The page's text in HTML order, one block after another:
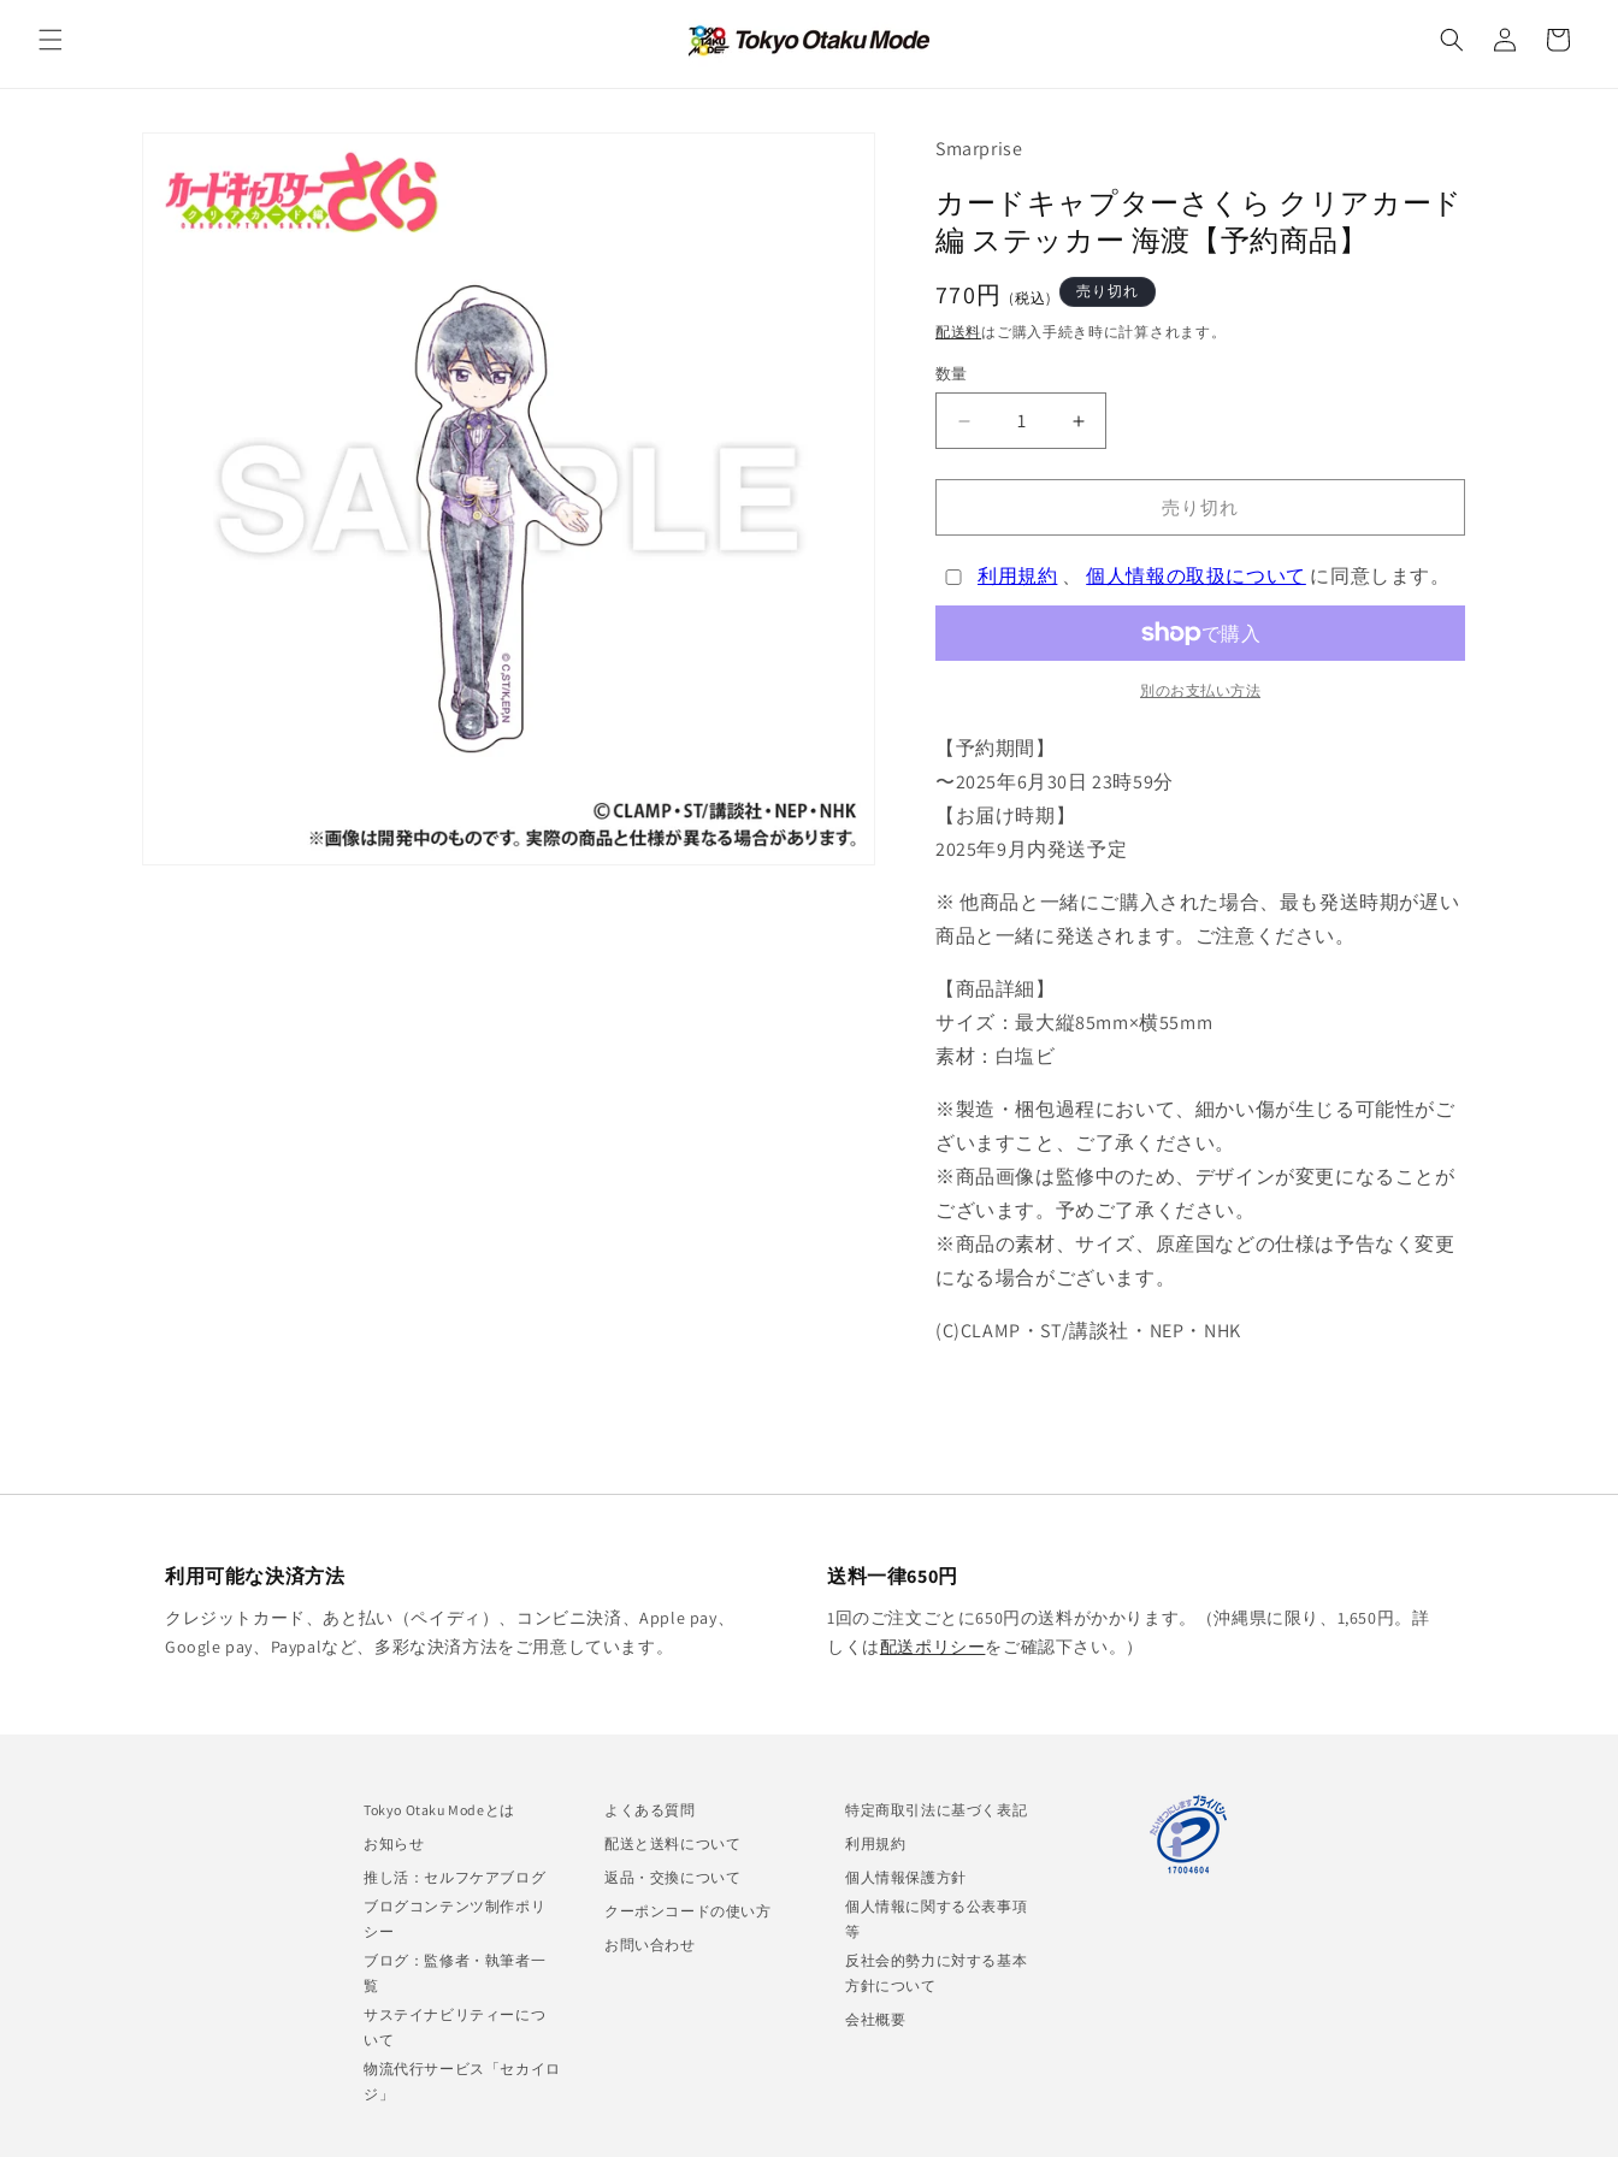
ンツに
進む
イ
ー
キップ
Smarprise
カードキャプターさくら クリアカード
編 ステッカー 海渡【予約商品】
通
常
価
格
770円 (税込) 売り切れ
配送料はご購入手続き時に計算されます。
数量
プ
タ
さ
ク
リ
ア
カ
ド
編
テ
ッ
カ
ー
海
【予
約
商
品】
の
量
カ
プ
タ
さ
リ
カ
ド
編
ッ
海
【予
約
商
品】
の
量
売り切れ
利用規約 、個人情報の取扱について に同意します。
別のお支払い方法
【予約期間】
〜2025年6月30日 23時59分
【お届け時期】
2025年9月内発送予定
※ 他商品と一緒にご購入された場合、最も発送時期が遅い
商品と一緒に発送されます。ご注意ください。
【商品詳細】
サイズ：最大縦85mm×横55mm
素材：白塩ビ
※製造・梱包過程において、細かい傷が生じる可能性がご
ざいますこと、ご了承ください。
※商品画像は監修中のため、デザインが変更になることが
ございます。予めご了承ください。
※商品の素材、サイズ、原産国などの仕様は予告なく変更
になる場合がございます。
(C)CLAMP・ST/講談社・NEP・NHK
利用可能な決済方法
クレジットカード、あと払い（ペイディ）、コンビニ決済、Apple pay、
Google pay、Paypalなど、多彩な決済方法をご用意しています。
送料一律650円
1回のご注文ごとに650円の送料がかかります。（沖縄県に限り、1,650円。詳
しくは配送ポリシーをご確認下さい。）
Tokyo Otaku Modeとは
お知らせ
推し活：セルフケアブログ
ブログコンテンツ制作ポリ
シー
ブログ：監修者・執筆者一
覧
サステイナビリティーにつ
いて
物流代行サービス「セカイロ
ジ」
よくある質問
配送と送料について
返品・交換について
クーポンコードの使い方
お問い合わせ
特定商取引法に基づく表記
利用規約
個人情報保護方針
個人情報に関する公表事項
等
反社会的勢力に対する基本
方針について
会社概要